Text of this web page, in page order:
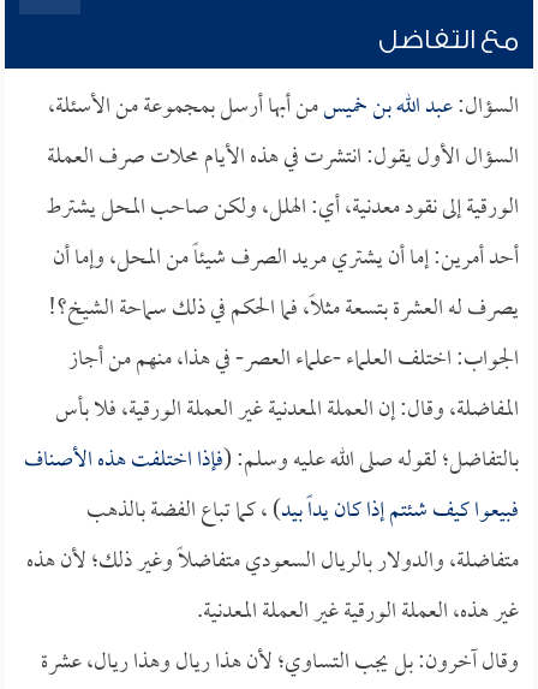
مع التفاضل
السؤال:عبد الله بن خميسمن أبها أرسل بمجموعة من الأسئلة،
السؤال الأول يقول: انتشرت في هذه الأيام محلات صرف العملة
الورقية إلى نقود معدنية، أي: الهلل، ولكن صاحب المحل يشترط
أحد أمرين: إما أن يشتري مريد الصرف شيئاً من المحل، وإما أن
يصرف له العشرة بتسعة مثلاً، فما الحكم في ذلك سماحة الشيخ؟!
الجواب: اختلف العلماء -علماء العصر- في هذا، منهم من أجاز
المفاضلة، وقال: إن العملة المعدنية غير العملة الورقية، فلا بأس
بالتفاضل؛ لقوله صلى الله عليه وسلم: (فإذا اختلفت هذه الأصناف
فبيعوا كيف شئتم إذا كان يداً بيد) ، كما تباع الفضة بالذهب
متفاضلة، والدولار بالريال السعودي متفاضلاً وغير ذلك؛ لأن هذه
غير هذه، العملة الورقية غير العملة المعدنية.
وقال آخرون: بل يجب التساوي؛ لأن هذا ريال وهذا ريال، عشرة